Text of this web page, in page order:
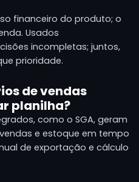
financeiro do produto; o
Usados
incompletas; juntos,
prioridade.
de vendas
planilha?
como o SGA, geram
e estoque em tempo
de exportação e cálculo